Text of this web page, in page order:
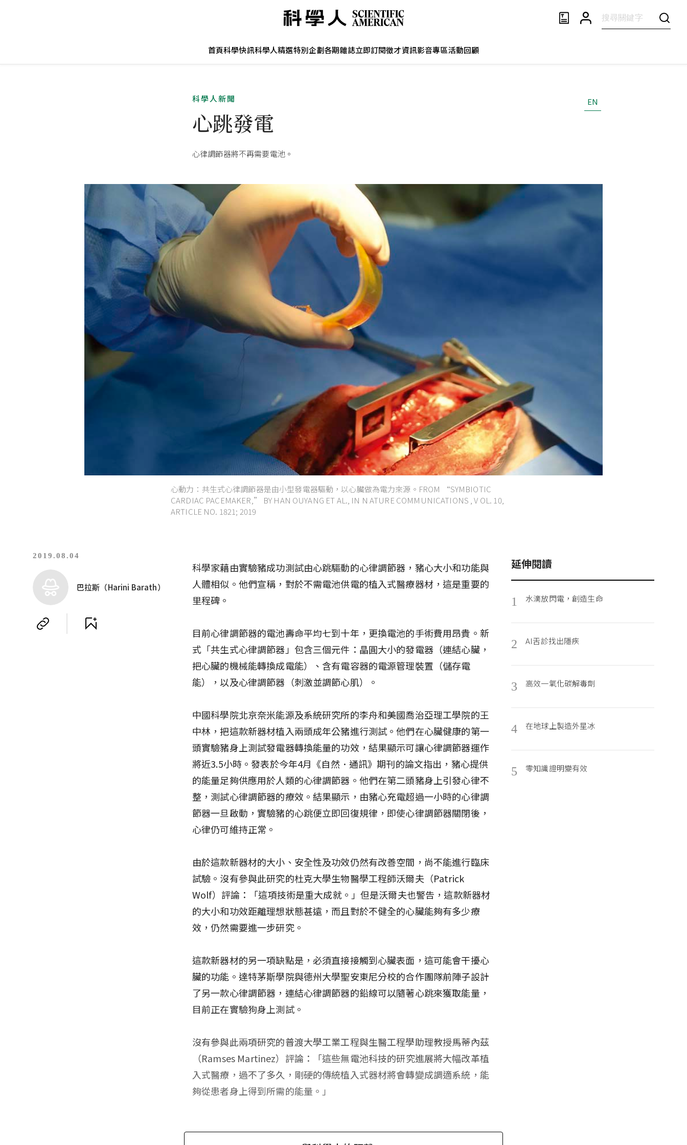
首頁科學快訊科學人精選特別企劃各期雜誌立即訂閱徵才資訊影音專區活動回顧
科學人新聞
心跳發電
心律調節器將不再需要電池。
EN
心動力：共生式心律調節器是由小型發電器驅動，以心臟做為電力來源。FROM “SYMBIOTIC
CARDIAC PACEMAKER,” BY HAN OUYANG ET AL., IN N ATURE COMMUNICATIONS , V OL. 10,
ARTICLE NO. 1821; 2019
2019.08.04
巴拉斯（Harini Barath）
科學家藉由實驗豬成功測試由心跳驅動的心律調節器，豬心大小和功能與
人體相似。他們宣稱，對於不需電池供電的植入式醫療器材，這是重要的
里程碑。
目前心律調節器的電池壽命平均七到十年，更換電池的手術費用昂貴。新
式「共生式心律調節器」包含三個元件：晶圓大小的發電器（連結心臟，
把心臟的機械能轉換成電能）、含有電容器的電源管理裝置（儲存電
能），以及心律調節器（刺激並調節心肌）。
中國科學院北京奈米能源及系統研究所的李舟和美國喬治亞理工學院的王
中林，把這款新器材植入兩頭成年公豬進行測試。他們在心臟健康的第一
頭實驗豬身上測試發電器轉換能量的功效，結果顯示可讓心律調節器運作
將近3.5小時。發表於今年4月《自然．通訊》期刊的論文指出，豬心提供
的能量足夠供應用於人類的心律調節器。他們在第二頭豬身上引發心律不
整，測試心律調節器的療效。結果顯示，由豬心充電超過一小時的心律調
節器一旦啟動，實驗豬的心跳便立即回復規律，即使心律調節器關閉後，
心律仍可維持正常。
由於這款新器材的大小、安全性及功效仍然有改善空間，尚不能進行臨床
試驗。沒有參與此研究的杜克大學生物醫學工程師沃爾夫（Patrick
Wolf）評論：「這項技術是重大成就。」但是沃爾夫也警告，這款新器材
的大小和功效距離理想狀態甚遠，而且對於不健全的心臟能夠有多少療
效，仍然需要進一步研究。
這款新器材的另一項缺點是，必須直接接觸到心臟表面，這可能會干擾心
臟的功能。達特茅斯學院與德州大學聖安東尼分校的合作團隊前陣子設計
了另一款心律調節器，連結心律調節器的鉛線可以隨著心跳來獲取能量，
目前正在實驗狗身上測試。
沒有參與此兩項研究的普渡大學工業工程與生醫工程學助理教授馬蒂內茲
（Ramses Martinez）評論：「這些無電池科技的研究進展將大幅改革植
入式醫療，過不了多久，剛硬的傳統植入式器材將會轉變成調適系統，能
夠從患者身上得到所需的能量。」
延伸閱讀
1 水滴放閃電，創造生命
2 AI舌診找出隱疾
3 高效一氧化碳解毒劑
4 在地球上製造外星冰
5 零知識證明變有效